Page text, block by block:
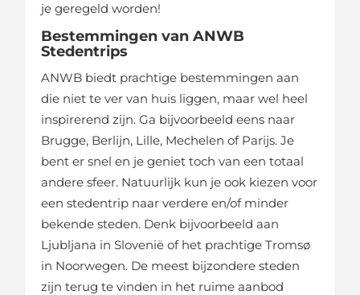
je geregeld worden!
Bestemmingen van ANWB
Stedentrips
ANWB biedt prachtige bestemmingen aan
die niet te ver van huis liggen, maar wel heel
inspirerend zijn. Ga bijvoorbeeld eens naar
Brugge, Berlijn, Lille, Mechelen of Parijs. Je
bent er snel en je geniet toch van een totaal
andere sfeer. Natuurlijk kun je ook kiezen voor
een stedentrip naar verdere en/of minder
bekende steden. Denk bijvoorbeeld aan
Ljubljana in Slovenië of het prachtige Tromsø
in Noorwegen. De meest bijzondere steden
zijn terug te vinden in het ruime aanbod